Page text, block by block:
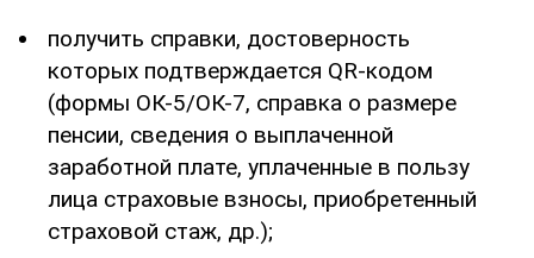
получить справки, достоверность
которых подтверждается QR-кодом
(формы ОК-5/ОК-7, справка о размере
пенсии, сведения о выплаченной
заработной плате, уплаченные в пользу
лица страховые взносы, приобретенный
страховой стаж, др.);